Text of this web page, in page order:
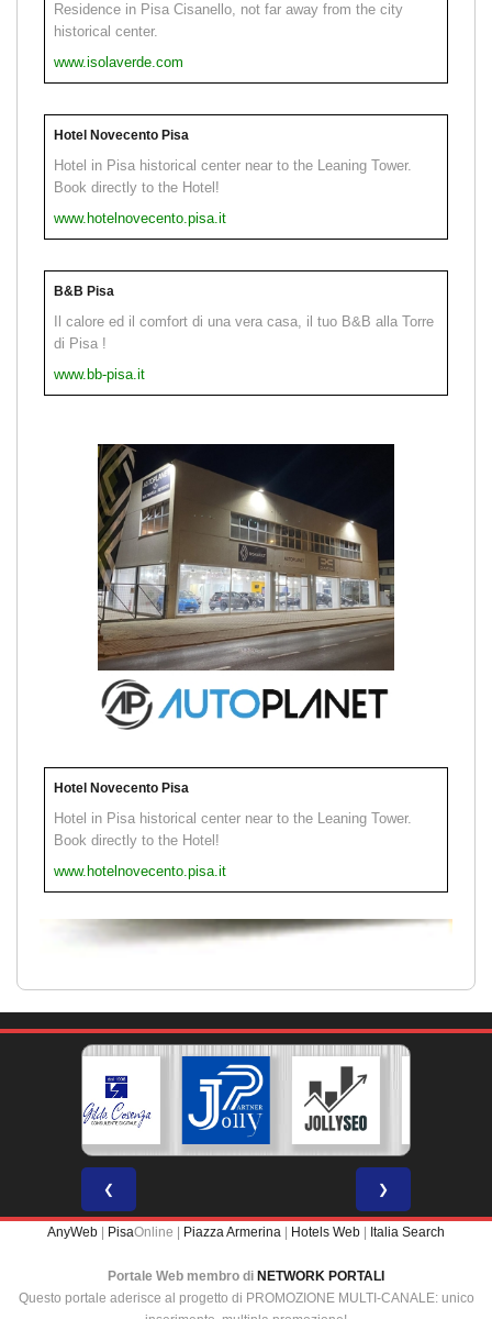
Residence in Pisa Cisanello, not far away from the city
historical center.
www.isolaverde.com
Hotel Novecento Pisa
Hotel in Pisa historical center near to the Leaning Tower.
Book directly to the Hotel!
www.hotelnovecento.pisa.it
B&B Pisa
Il calore ed il comfort di una vera casa, il tuo B&B alla Torre
di Pisa !
www.bb-pisa.it
Hotel Novecento Pisa
Hotel in Pisa historical center near to the Leaning Tower.
Book directly to the Hotel!
www.hotelnovecento.pisa.it
❮ ❯
AnyWeb PisaOnline | Piazza Armerina Hotels Web Italia Search
Portale Web membro di NETWORK PORTALI
Questo portale aderisce al progetto di PROMOZIONE MULTI-CANALE: unico